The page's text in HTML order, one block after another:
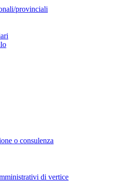
provinciali
o consulenza
di vertice